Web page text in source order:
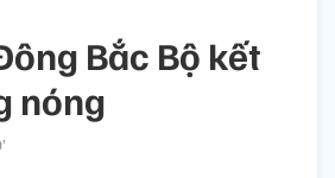
Bắc Bộ kết
nóng